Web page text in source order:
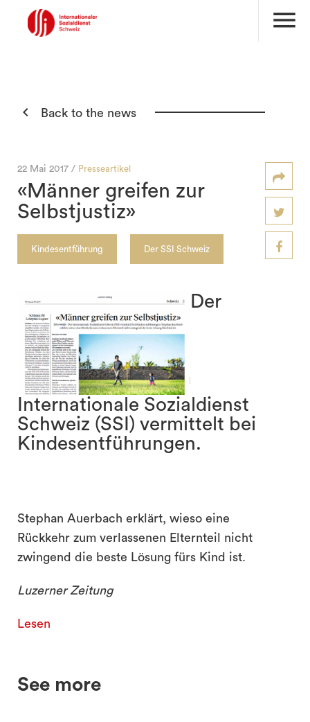
menu
search
 Back to the news
22 Mai 2017 / Presseartikel
«Männer greifen zur
Selbstjustiz»
Kindesentführung Der SSI Schweiz
Der
Internationale Sozialdienst
Schweiz (SSI) vermittelt bei
Kindesentführungen.
Stephan Auerbach erklärt, wieso eine
Rückkehr zum verlassenen Elternteil nicht
zwingend die beste Lösung fürs Kind ist.
Luzerner Zeitung
Lesen
See more